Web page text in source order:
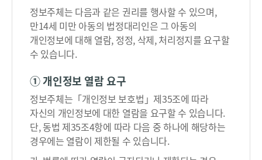
정보주체는 다음과 같은 권리를 행사할 수 있으며,
만14세 미만 아동의 법정대리인은 그 아동의
개인정보에 대해 열람, 정정, 삭제, 처리정지를 요구할
수 있습니다.
① 개인정보 열람 요구
정보주체는「개인정보 보호법」제35조에 따라
자신의 개인정보에 대한 열람을 요구할 수 있습니다.
단, 동법 제35조4항에 따라 다음 중 하나에 해당하는
경우에는 열람이 제한될 수 있습니다.
인
정
보
파
일
목
록
검
색
→
열